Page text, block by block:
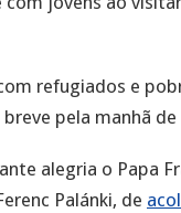
refugiados e
pela manhã
alegria o Papa
Palánki, de